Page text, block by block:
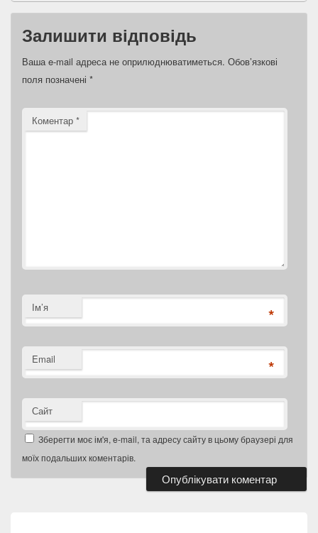
Залишити відповідь
Ваша e-mail адреса не оприлюднюватиметься. Обов’язкові
поля позначені *
Коментар *
Ім’я *
Email *
Сайт
Зберегти моє ім'я, e-mail, та адресу сайту в цьому браузері для
моїх подальших коментарів.